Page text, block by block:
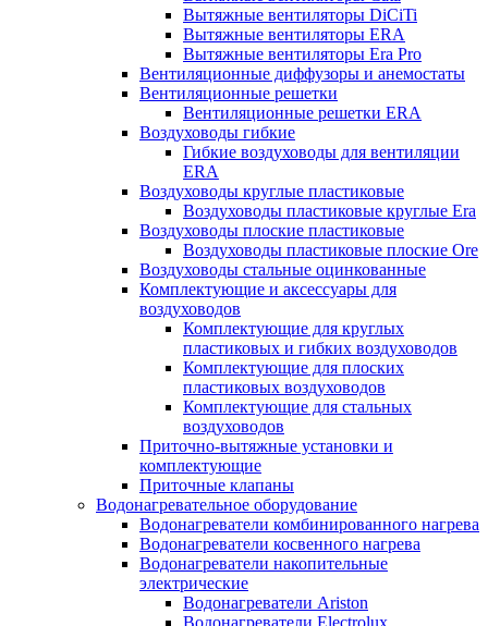
Вытяжные вентиляторы DiCiTi
Вытяжные вентиляторы ERA
Вытяжные вентиляторы Era Pro
Вентиляционные диффузоры и анемостаты
Вентиляционные решетки
Вентиляционные решетки ERA
Воздуховоды гибкие
Гибкие воздуховоды для вентиляции
ERA
Воздуховоды круглые пластиковые
Воздуховоды пластиковые круглые Era
Воздуховоды плоские пластиковые
Воздуховоды пластиковые плоские Ore
Воздуховоды стальные оцинкованные
Комплектующие и аксессуары для
воздуховодов
Комплектующие для круглых
пластиковых и гибких воздуховодов
Комплектующие для плоских
пластиковых воздуховодов
Комплектующие для стальных
воздуховодов
Приточно-вытяжные установки и
комплектующие
Приточные клапаны
Водонагревательное оборудование
Водонагреватели комбинированного нагрева
Водонагреватели косвенного нагрева
Водонагреватели накопительные
электрические
Водонагреватели Ariston